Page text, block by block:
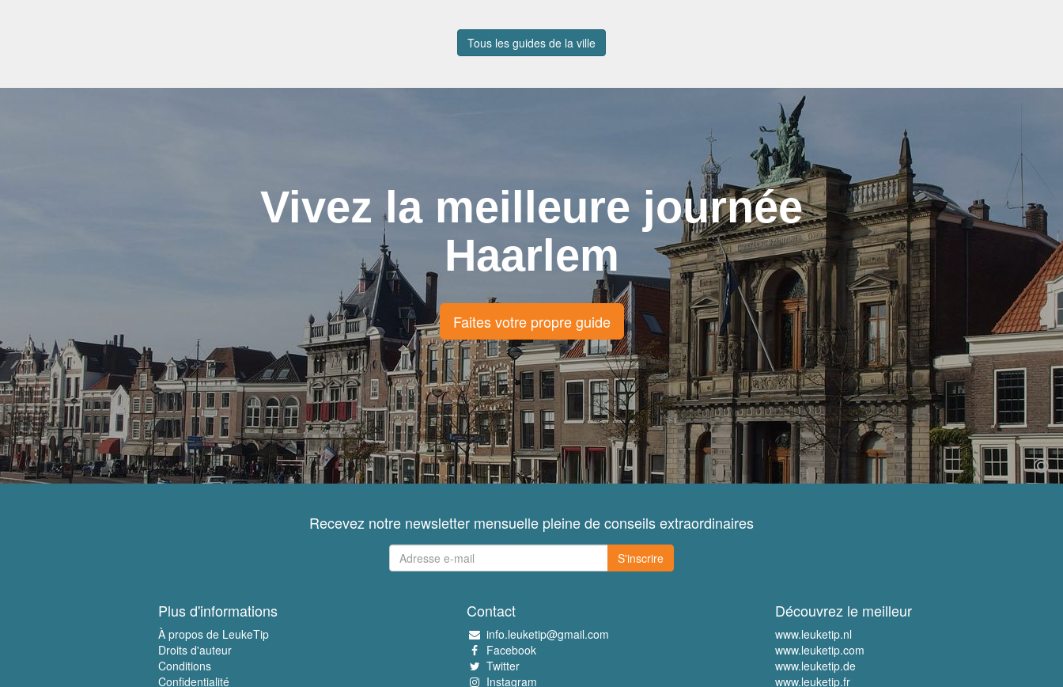
Tous les guides de la ville
Vivez la meilleure journée
Haarlem
Faites votre propre guide
Recevez notre newsletter mensuelle pleine de conseils extraordinaires
S'inscrire
Plus d'informations
À propos de LeukeTip
Droits d'auteur
Conditions
Confidentialité
Contact
info.leuketip@gmail.com
Facebook
Twitter
Instagram
Découvrez le meilleur
www.leuketip.nl
www.leuketip.com
www.leuketip.de
www.leuketip.fr